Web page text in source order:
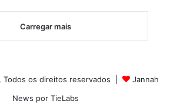
Carregar mais
os direitos reservados |
Jannah
News por TieLabs